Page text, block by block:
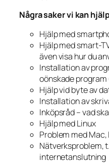
Några saker vi kan
Hjälp med
Hjälp med smart-
även visa hur du
Installation av
oönskade
Hjälp vid byte av
Installation av
Inköpsråd – vad
Hjälp med Linux
Problem med
Nätverksproblem,
internetanslutning